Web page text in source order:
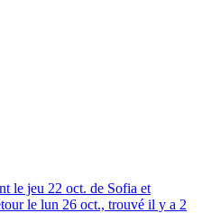
le jeu 22 oct. de Sofia et
le lun 26 oct., trouvé il y a 2